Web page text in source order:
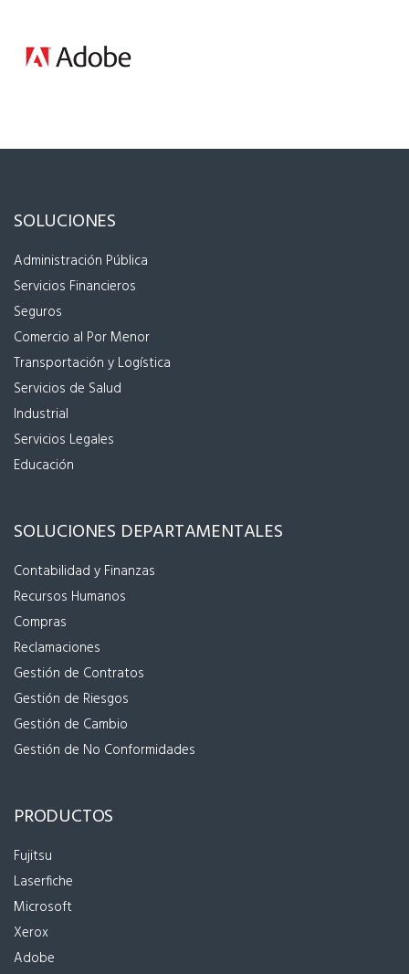
SOLUCIONES
Administración Pública
Servicios Financieros
Seguros
Comercio al Por Menor
Transportación y Logística
Servicios de Salud
Industrial
Servicios Legales
Educación
SOLUCIONES DEPARTAMENTALES
Contabilidad y Finanzas
Recursos Humanos
Compras
Reclamaciones
Gestión de Contratos
Gestión de Riesgos
Gestión de Cambio
Gestión de No Conformidades
PRODUCTOS
Fujitsu
Laserfiche
Microsoft
Xerox
Adobe